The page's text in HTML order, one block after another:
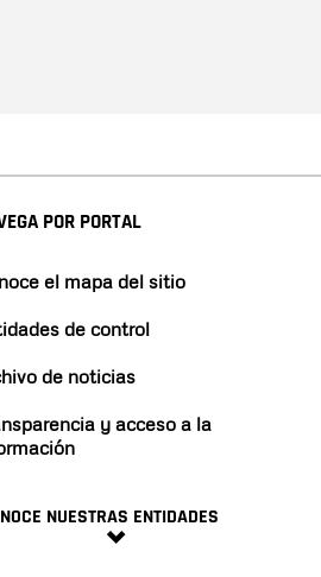
POR PORTAL
el mapa del sitio
de control
de noticias
y acceso a la
NUESTRAS ENTIDADES